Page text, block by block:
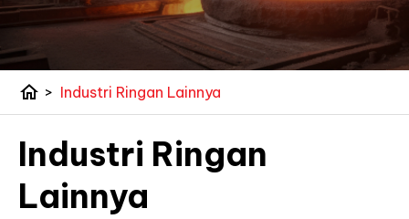
home > Industri Ringan Lainnya
Industri Ringan
Lainnya